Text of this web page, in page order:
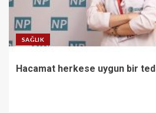
SAĞLIK
Hacamat herkese uygun bir